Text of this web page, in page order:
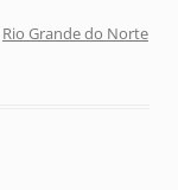
Rio Grande do Norte